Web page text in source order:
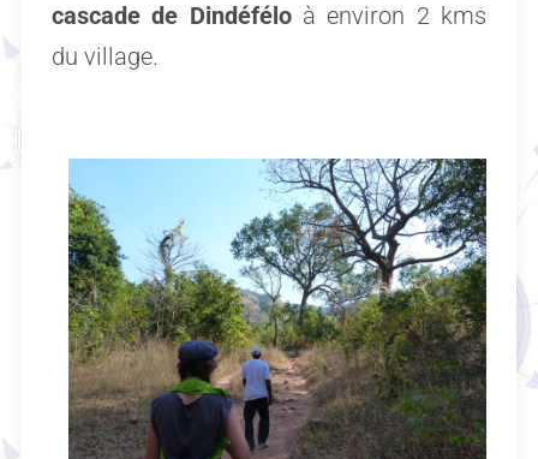
cascade de Dindéféloà environ 2 kms
du village.